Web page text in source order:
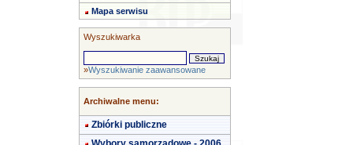
Mapa serwisu
Wyszukiwarka
»Wyszukiwanie zaawansowane
Archiwalne menu:
Zbiórki publiczne